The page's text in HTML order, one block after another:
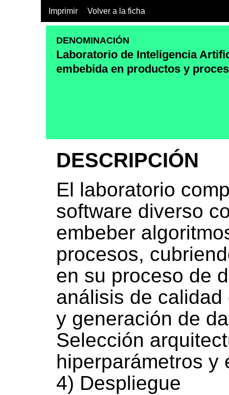
Imprimir Volver a la ficha
DENOMINACIÓN
Laboratorio de Inteligencia
embebida en productos y
DESCRIPCIÓN
El laboratorio
software diverso
embeber
procesos,
en su proceso de
análisis de
y generación de
Selección
hiperparámetros y
4) Despliegue